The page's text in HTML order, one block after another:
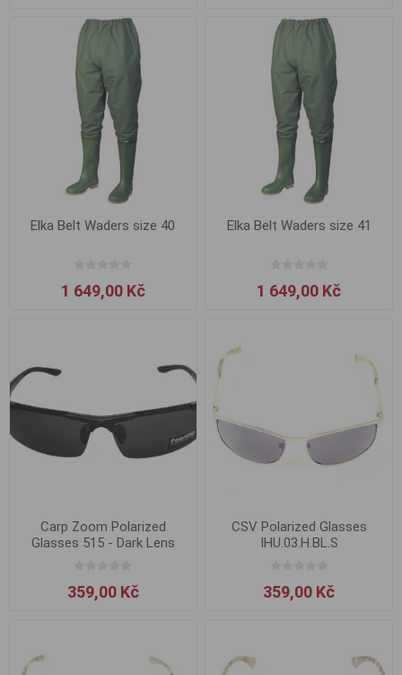
Elka Belt Waders size 40
1 649,00 Kč
Elka Belt Waders size 41
1 649,00 Kč
Carp Zoom Polarized
Glasses 515 - Dark Lens
359,00 Kč
CSV Polarized Glasses
IHU.03.H.BL.S
359,00 Kč